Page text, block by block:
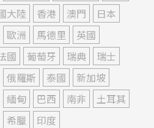
大陸 香港 澳門
日本
歐洲 馬德里
英國
國 葡萄牙 瑞典
瑞士
俄羅斯 泰國
新加坡
緬甸 巴西 南非
土耳其
希臘
印度